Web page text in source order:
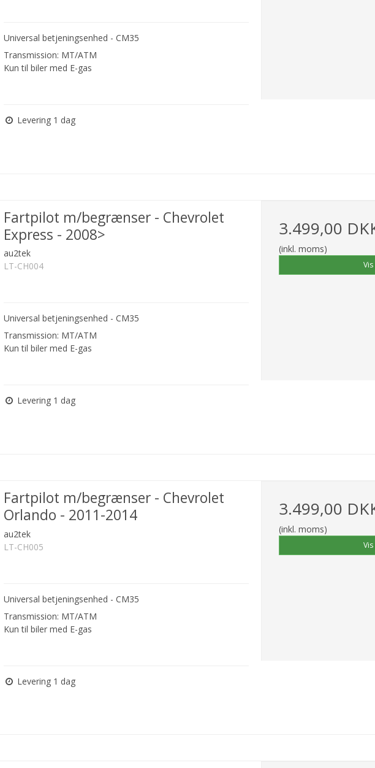
Universal betjeningsenhed - CM35
Transmission: MT/ATM
Kun til biler med E-gas
Levering 1 dag
Fartpilot m/begrænser - Chevrolet
Express - 2008>
au2tek
LT-CH004
Universal betjeningsenhed - CM35
Transmission: MT/ATM
Kun til biler med E-gas
Levering 1 dag
3.499,00
(inkl. moms)
Fartpilot m/begrænser - Chevrolet
Orlando - 2011-2014
au2tek
LT-CH005
Universal betjeningsenhed - CM35
Transmission: MT/ATM
Kun til biler med E-gas
Levering 1 dag
3.499,00
(inkl. moms)